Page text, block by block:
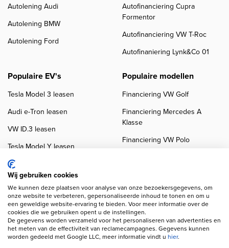
Autolening Audi
Autolening BMW
Autolening Ford
Autofinanciering Cupra
Formentor
Autofinanciering VW T-Roc
Autofinaniering Lynk&Co 01
Populaire EV's
Tesla Model 3 leasen
Audi e-Tron leasen
VW ID.3 leasen
Tesla Model Y leasen
VW ID.4 leasen
Populaire modellen
Financiering VW Golf
Financiering Mercedes A
Klasse
Financiering VW Polo
Copyright navigation
Wij gebruiken cookies
We kunnen deze plaatsen voor analyse van onze bezoekersgegevens, om
onze website te verbeteren, gepersonaliseerde inhoud te tonen en om u
een geweldige website-ervaring te bieden. Voor meer informatie over de
cookies die we gebruiken opent u de instellingen.
De gegevens worden verzameld voor het personaliseren van advertenties en
het meten van de effectiviteit van reclamecampagnes. Gegevens kunnen
worden gedeeld met Google LLC, meer informatie vindt u hier.